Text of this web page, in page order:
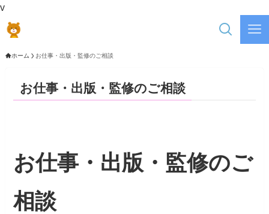
v
ホーム お仕事・出版・監修のご相談
お仕事・出版・監修のご相談
お仕事・出版・監修のご
相談